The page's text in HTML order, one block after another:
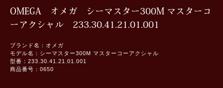
OMEGA オメガ シーマスター300M マスターコ
ーアクシャル 233.30.41.21.01.001
ブランド名：オメガ
モデル名：シーマスター300M マスターコーアクシャル
型番：233.30.41.21.01.001
商品番号：0650